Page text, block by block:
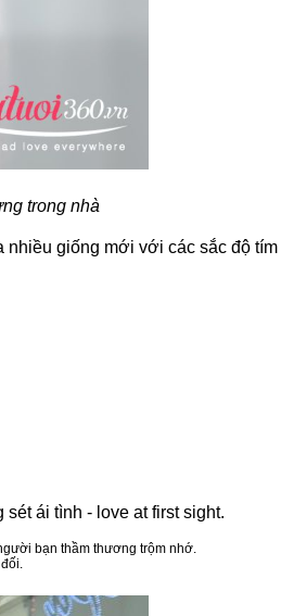
trong nhà
nhiều giống mới với các sắc độ tím
ái tình - love at first sight.
bạn thầm thương trộm nhớ.